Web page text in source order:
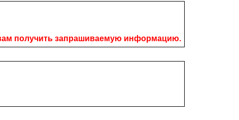
получить запрашиваемую информацию.